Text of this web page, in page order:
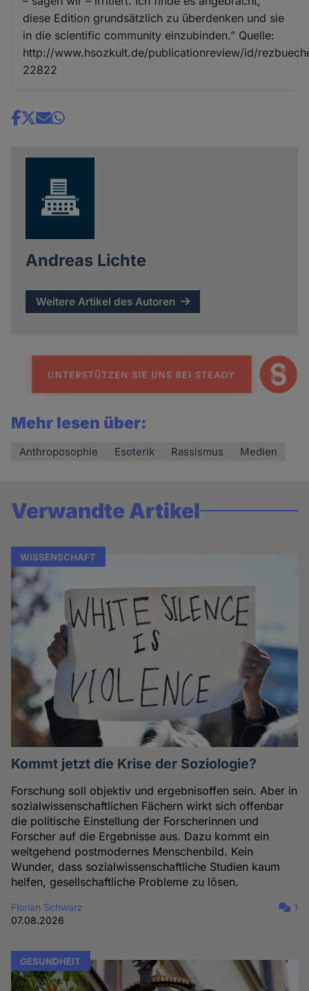
diese Edition grundsätzlich zu überdenken und sie
in die scientific community einzubinden.” Quelle:
http://www.hsozkult.de/publicationreview/id/
22822
Share
Andreas Lichte
Weitere Artikel des Autoren
Mehr lesen über:
Anthroposophie Esoterik Rassismus Medien
Verwandte Artikel
WISSENSCHAFT
Kommt jetzt die Krise der Soziologie?
Forschung soll objektiv und ergebnisoffen sein. Aber in
sozialwissenschaftlichen Fächern wirkt sich offenbar
die politische Einstellung der Forscherinnen und
Forscher auf die Ergebnisse aus. Dazu kommt ein
weitgehend postmodernes Menschenbild. Kein
Wunder, dass sozialwissenschaftliche Studien kaum
helfen, gesellschaftliche Probleme zu lösen.
Florian Schwarz
07.08.2026
1
GESUNDHEIT